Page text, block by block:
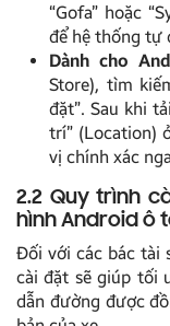
“Gofa” hoặc
để hệ thống tự
Dành cho
Store), tìm
đặt”. Sau khi
trí” (Location)
vị chính xác
2.2 Quy trình
hình Android ô
Đối với các bác tài
cài đặt sẽ giúp tối
dẫn đường được